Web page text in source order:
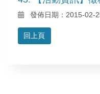
發佈日期：2015-02-
回上頁